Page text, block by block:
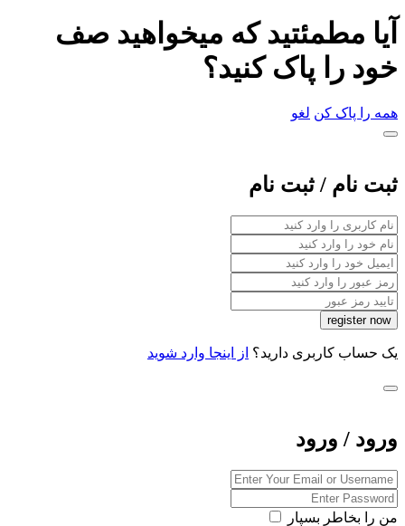
آیا مطمئتید که میخواهید صف
خود را پاک کنید؟
همه را پاک کن لغو
ثبت نام / ثبت نام
یک حساب کاربری دارید؟ از اینجا وارد شوید
ورود / ورود
من را بخاطر بسپار